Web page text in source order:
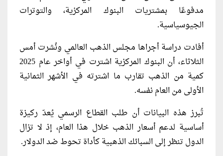
مدفوعًا بمشتريات البنوك المركزية، والتوترات
الجيوسياسية.
أفادت دراسة أجراها مجلس الذهب العالمي ونُشرت أمس
الثلاثاء، أن البنوك المركزية اشترت في أواخر عام 2025
كمية من الذهب تقارب ما اشترته في الأشهر الثمانية
الأولى من العام نفسه.
تُبرز هذه البيانات أن طلب القطاع الرسمي يُعدّ ركيزة
أساسية لدعم أسعار الذهب خلال هذا العام، إذ لا تزال
الدول تنظر إلى السبائك الذهبية كأداة تحوط ضد الدولار.